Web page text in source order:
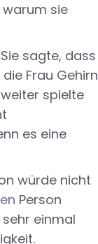
sie
sagte, dass
Frau Gehirn
spielte
es eine
würde nicht
Person
einmal